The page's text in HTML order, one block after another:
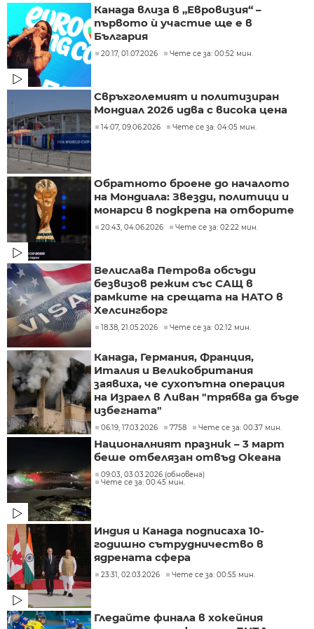
Канада влиза в „Евровизия“ –
първото ѝ участие ще е в
България
20:17, 01.07.2026 Чете се за: 00:52 мин.
Свръхголемият и политизиран
Мондиал 2026 идва с висока цена
14:07, 09.06.2026 Чете се за: 04:05 мин.
Обратното броене до началото
на Мондиала: Звезди, политици и
монарси в подкрепа на отборите
20:43, 04.06.2026 Чете се за: 02:22 мин.
Велислава Петрова обсъди
безвизов режим със САЩ в
рамките на срещата на НАТО в
Хелсингборг
18:38, 21.05.2026 Чете се за: 02:12 мин.
Канада, Германия, Франция,
Италия и Великобритания
заявиха, че сухопътна операция
на Израел в Ливан "трябва да бъде
избегната"
06:19, 17.03.2026 7758 Чете се за: 00:37 мин.
Националният празник – 3 март
беше отбелязан отвъд Океана
09:03, 03.03.2026 (обновена)
Чете се за: 00:45 мин.
Индия и Канада подписаха 10-
годишно сътрудничество в
ядрената сфера
23:31, 02.03.2026 Чете се за: 00:55 мин.
Гледайте финала в хокейния